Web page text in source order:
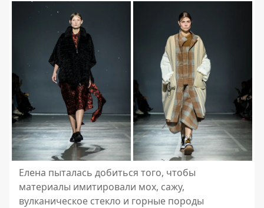
Елена пыталась добиться того, чтобы
материалы имитировали мох, сажу,
вулканическое стекло и горные породы